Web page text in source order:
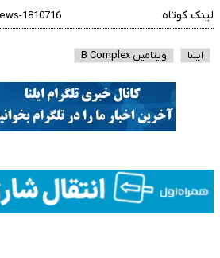
لینک کوتاه
ایلنا ویتامین B Complex